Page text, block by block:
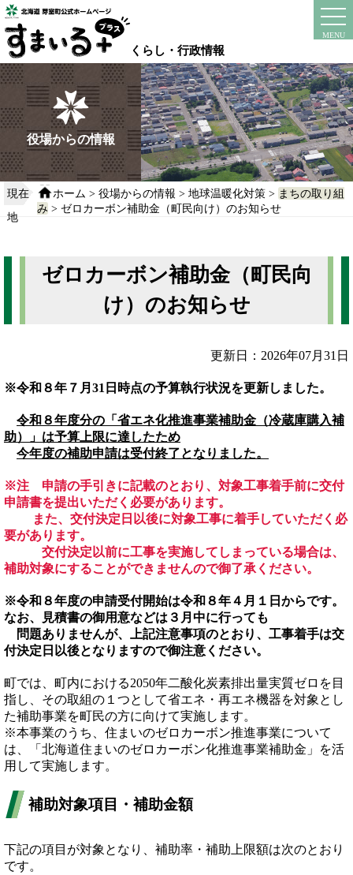
本
文
へ
移
動
る
くらし・行政情報
MENU
instagram
役場からの情報
現在
地
ホーム > 役場からの情報 > 地球温暖化対策> まちの取り組
み > ゼロカーボン補助金（町民向け）のお知らせ
ゼロカーボン補助金（町民向
け）のお知らせ
更新日：2026年07月31日
※令和８年７月31日時点の予算執行状況を更新しました。
令和８年度分の「省エネ化推進事業補助金（冷蔵庫購入補
助）」は予算上限に達したため
今年度の補助申請は受付終了となりました。
※注 申請の手引きに記載のとおり、対象工事着手前に交付
申請書を提出いただく必要があります。
また、交付決定日以後に対象工事に着手していただく必
要があります。
交付決定以前に工事を実施してしまっている場合は、
補助対象にすることができませんので御了承ください。
※令和８年度の申請受付開始は令和８年４月１日からです。
なお、見積書の御用意などは３月中に行っても
問題ありませんが、上記注意事項のとおり、工事着手は交
付決定日以後となりますので御注意ください。
町では、町内における2050年二酸化炭素排出量実質ゼロを目
指し、その取組の１つとして省エネ・再エネ機器を対象とし
た補助事業を町民の方に向けて実施します。
※本事業のうち、住まいのゼロカーボン推進事業について
は、「北海道住まいのゼロカーボン化推進事業補助金」を活
用して実施します。
補助対象項目・補助金額
下記の項目が対象となり、補助率・補助上限額は次のとおり
です。